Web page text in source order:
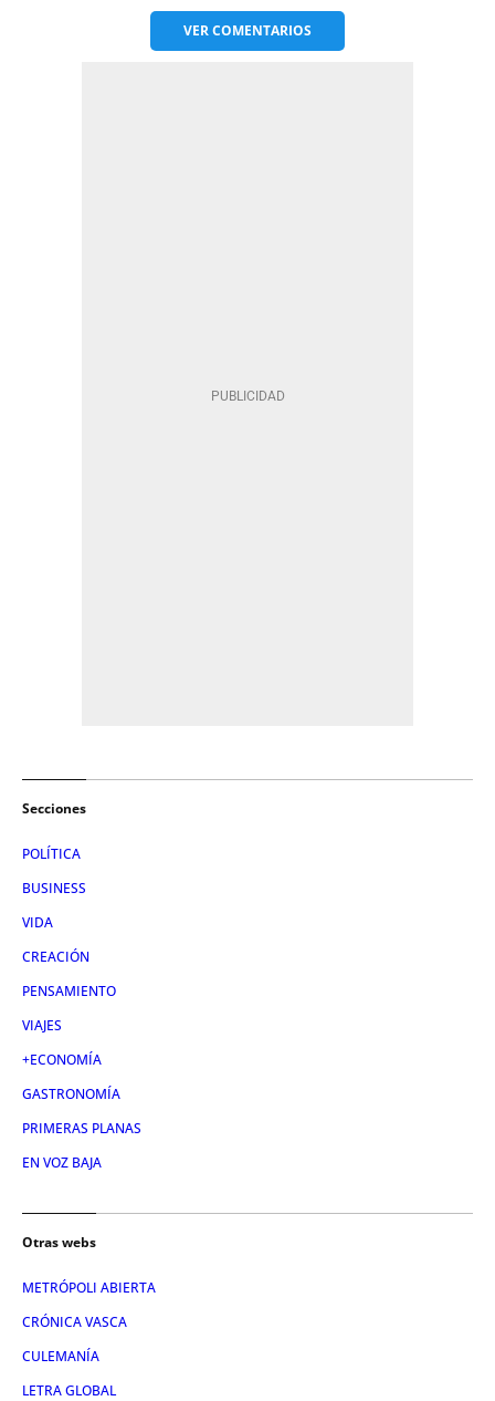
VERCOMENTARIOS
Secciones
POLÍTICA
BUSINESS
VIDA
CREACIÓN
PENSAMIENTO
VIAJES
+ECONOMÍA
GASTRONOMÍA
PRIMERAS PLANAS
EN VOZ BAJA
Otras webs
METRÓPOLI ABIERTA
CRÓNICA VASCA
CULEMANÍA
LETRA GLOBAL